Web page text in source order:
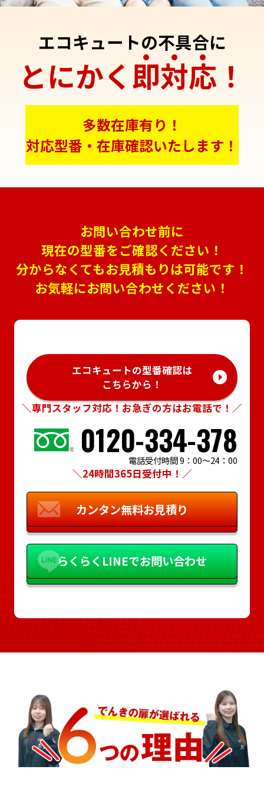
エコキュートの不具合に
とにかく即対応 ！
多数在庫有り！
対応型番・在庫確認いたします！
お問い合わせ前に
現在の型番をご確認ください！
分からなくてもお見積もりは可能です！
お気軽にお問い合わせください！
エコキュートの型番確認は
こちらから！
＼専門スタッフ対応！お急ぎの方はお電話で！／
0120-334-378
電話受付時間 9：00～24：00
＼24時間365日受付中！／
カンタン無料お見積り
らくらくLINEでお問い合わせ